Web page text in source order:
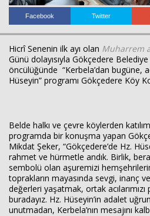
Facebook Twitter
Hicrî Senenin ilk ayı olan Muharrem
Günü dolayısıyla Gökçedere
öncülüğünde “Kerbela’dan bugüne,
Hüseyin” programı Gökçedere Köy
Belde halkı ve çevre köylerden
programda bir konuşma yapan
Mikdat Şeker, “Gökçedere’de Hz.
rahmet ve hürmetle andık. Birlik,
sembolü olan aşuremizi
toprakların mayasında sevgi, inanç
değerleri yaşatmak, ortak
buradayız. Hz. Hüseyin’in adalet
unutmadan, Kerbela’nın mesajını